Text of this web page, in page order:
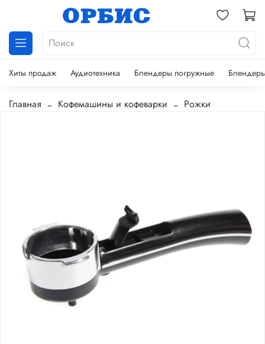
Хиты продаж Аудиотехника Блендеры погружные
Главная Кофемашины и кофеварки Рожки